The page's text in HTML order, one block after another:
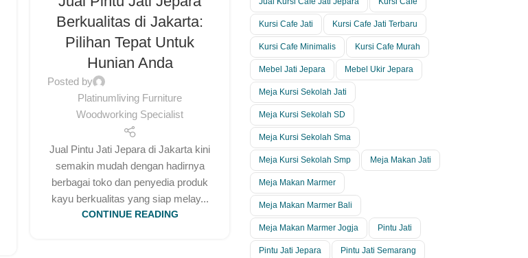
Berkualitas di Jakarta:
Pilihan Tepat Untuk
Hunian Anda
Posted by
Platinumliving Furniture
Woodworking Specialist
Jual Pintu Jati Jepara di Jakarta kini
semakin mudah dengan hadirnya
berbagai toko dan penyedia produk
kayu berkualitas yang siap melay...
CONTINUE READING
Kursi Cafe Jati Kursi Cafe Jati Terbaru
Kursi Cafe Minimalis Kursi Cafe Murah
Mebel Jati Jepara Mebel Ukir Jepara
Meja Kursi Sekolah Jati
Meja Kursi Sekolah SD
Meja Kursi Sekolah Sma
Meja Kursi Sekolah Smp Meja Makan Jati
Meja Makan Marmer
Meja Makan Marmer Bali
Meja Makan Marmer Jogja Pintu Jati
Pintu Jati Jepara Pintu Jati Semarang